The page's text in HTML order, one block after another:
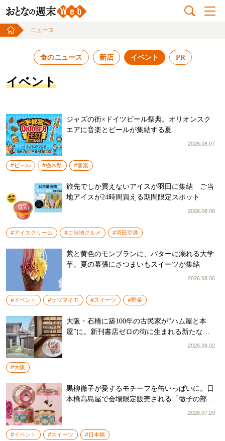
ニュース
食のニュース 新店 イベント PR
イベント
ジャズの街×ドイツビール祭典。オリオンスク
エアに音楽とビールが集結する夏
2026.08.07
#ビール #栃木県 #音楽
旅先でしか買えないアイスが羽田に集結 ご当
地アイスが24時間買える期間限定スポット
2026.08.06
#アイスクリーム #ご当地グルメ #羽田空港
紫と黄色のモンブランに、バターに溺れる大学
芋。夏の幕張にさつまいもスイーツが集結
2026.08.06
#イベント #サツマイモ #スイーツ #野菜
大阪・石橋に築100年の古民家が”ハム屋と本
屋”に。新刊書店ゼロの街に生まれる新たな居
2026.08.02
#大阪
黒柳徹子が愛するモチーフを缶いっぱいに。日
本橋高島屋で会場限定販売される「徹子の部屋
2026.07.29
#イベント #スイーツ #日本橋